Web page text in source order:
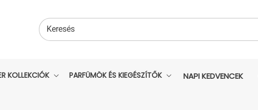
Keresés
KOLLEKCIÓK PARFÜMÖK ÉS KIEGÉSZÍTŐK NAPI KEDVENCEK